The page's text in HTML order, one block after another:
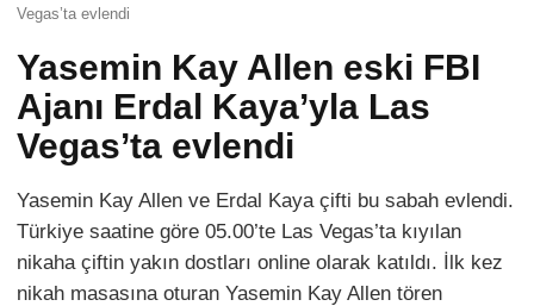
Vegas’ta evlendi
Yasemin Kay Allen eski FBI
Ajanı Erdal Kaya’yla Las
Vegas’ta evlendi
Yasemin Kay Allen ve Erdal Kaya çifti bu sabah evlendi.
Türkiye saatine göre 05.00’te Las Vegas’ta kıyılan
nikaha çiftin yakın dostları online olarak katıldı. İlk kez
nikah masasına oturan Yasemin Kay Allen tören